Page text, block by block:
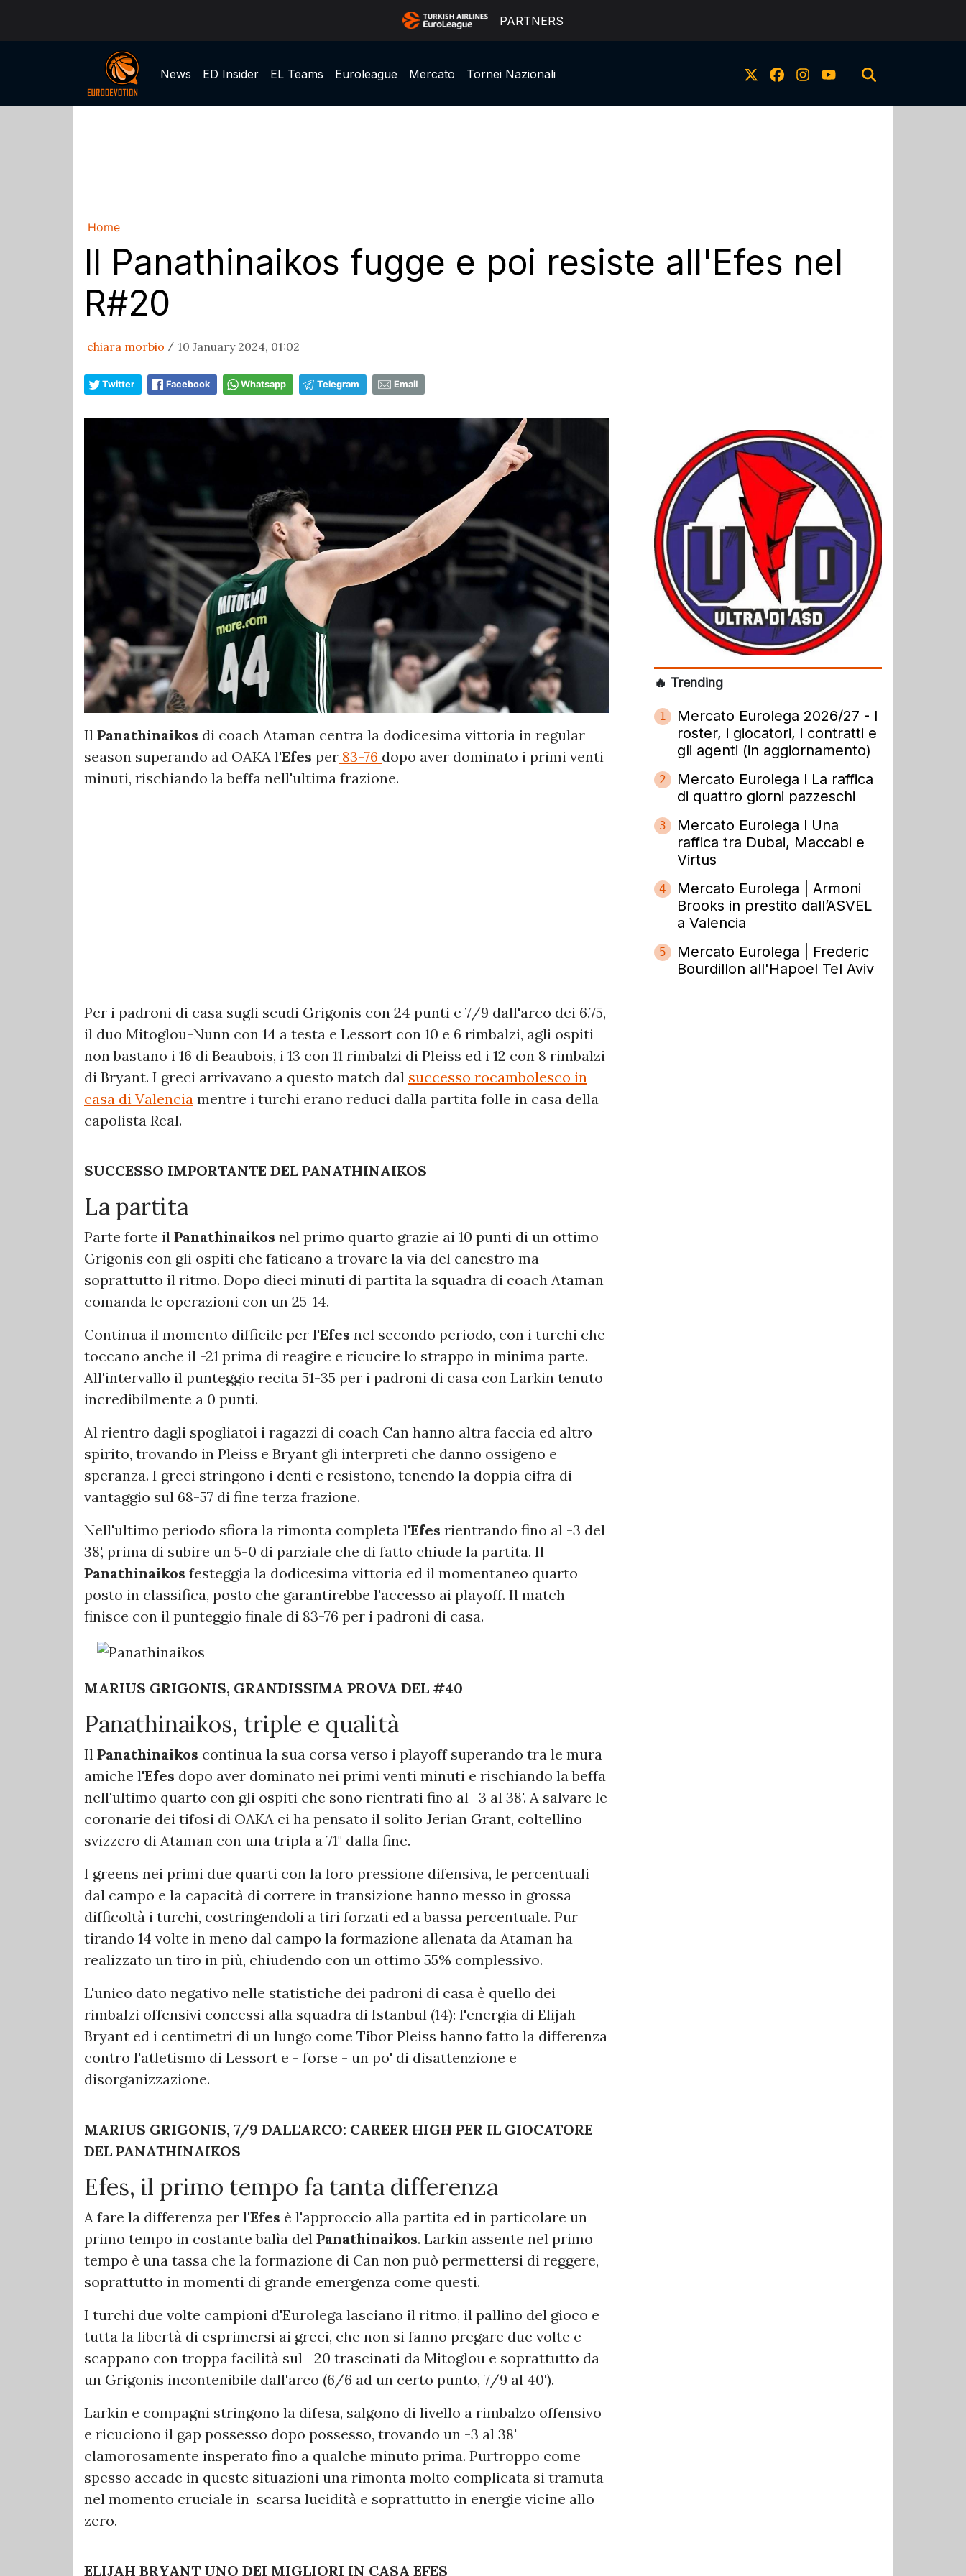
PARTNERS
News ED Insider EL Teams Euroleague Mercato Tornei Nazionali
Home
Il Panathinaikos fugge e poi resiste all'Efes nel
R#20
chiara morbio / 10 January 2024, 01:02
Twitter Facebook Whatsapp Telegram Email
Il Panathinaikos di coach Ataman centra la dodicesima vittoria in regular
season superando ad OAKA l'Efes per 83-76 dopo aver dominato i primi venti
minuti, rischiando la beffa nell'ultima frazione.
Per i padroni di casa sugli scudi Grigonis con 24 punti e 7/9 dall'arco dei 6.75,
il duo Mitoglou-Nunn con 14 a testa e Lessort con 10 e 6 rimbalzi, agli ospiti
non bastano i 16 di Beaubois, i 13 con 11 rimbalzi di Pleiss ed i 12 con 8 rimbalzi
di Bryant. I greci arrivavano a questo match dal successo rocambolesco in
casa di Valencia mentre i turchi erano reduci dalla partita folle in casa della
capolista Real.
SUCCESSO IMPORTANTE DEL PANATHINAIKOS
La partita
Parte forte il Panathinaikos nel primo quarto grazie ai 10 punti di un ottimo
Grigonis con gli ospiti che faticano a trovare la via del canestro ma
soprattutto il ritmo. Dopo dieci minuti di partita la squadra di coach Ataman
comanda le operazioni con un 25-14.
Continua il momento difficile per l'Efes nel secondo periodo, con i turchi che
toccano anche il -21 prima di reagire e ricucire lo strappo in minima parte.
All'intervallo il punteggio recita 51-35 per i padroni di casa con Larkin tenuto
incredibilmente a 0 punti.
Al rientro dagli spogliatoi i ragazzi di coach Can hanno altra faccia ed altro
spirito, trovando in Pleiss e Bryant gli interpreti che danno ossigeno e
speranza. I greci stringono i denti e resistono, tenendo la doppia cifra di
vantaggio sul 68-57 di fine terza frazione.
Nell'ultimo periodo sfiora la rimonta completa l'Efes rientrando fino al -3 del
38', prima di subire un 5-0 di parziale che di fatto chiude la partita. Il
Panathinaikos festeggia la dodicesima vittoria ed il momentaneo quarto
posto in classifica, posto che garantirebbe l'accesso ai playoff. Il match
finisce con il punteggio finale di 83-76 per i padroni di casa.
MARIUS GRIGONIS, GRANDISSIMA PROVA DEL #40
Panathinaikos, triple e qualità
Il Panathinaikos continua la sua corsa verso i playoff superando tra le mura
amiche l'Efes dopo aver dominato nei primi venti minuti e rischiando la beffa
nell'ultimo quarto con gli ospiti che sono rientrati fino al -3 al 38'. A salvare le
coronarie dei tifosi di OAKA ci ha pensato il solito Jerian Grant, coltellino
svizzero di Ataman con una tripla a 71" dalla fine.
I greens nei primi due quarti con la loro pressione difensiva, le percentuali
dal campo e la capacità di correre in transizione hanno messo in grossa
difficoltà i turchi, costringendoli a tiri forzati ed a bassa percentuale. Pur
tirando 14 volte in meno dal campo la formazione allenata da Ataman ha
realizzato un tiro in più, chiudendo con un ottimo 55% complessivo.
L'unico dato negativo nelle statistiche dei padroni di casa è quello dei
rimbalzi offensivi concessi alla squadra di Istanbul (14): l'energia di Elijah
Bryant ed i centimetri di un lungo come Tibor Pleiss hanno fatto la differenza
contro l'atletismo di Lessort e - forse - un po' di disattenzione e
disorganizzazione.
MARIUS GRIGONIS, 7/9 DALL'ARCO: CAREER HIGH PER IL GIOCATORE
DEL PANATHINAIKOS
Efes, il primo tempo fa tanta differenza
A fare la differenza per l'Efes è l'approccio alla partita ed in particolare un
primo tempo in costante balìa del Panathinaikos. Larkin assente nel primo
tempo è una tassa che la formazione di Can non può permettersi di reggere,
soprattutto in momenti di grande emergenza come questi.
I turchi due volte campioni d'Eurolega lasciano il ritmo, il pallino del gioco e
tutta la libertà di esprimersi ai greci, che non si fanno pregare due volte e
scappano con troppa facilità sul +20 trascinati da Mitoglou e soprattutto da
un Grigonis incontenibile dall'arco (6/6 ad un certo punto, 7/9 al 40').
Larkin e compagni stringono la difesa, salgono di livello a rimbalzo offensivo
e ricuciono il gap possesso dopo possesso, trovando un -3 al 38'
clamorosamente insperato fino a qualche minuto prima. Purtroppo come
spesso accade in queste situazioni una rimonta molto complicata si tramuta
nel momento cruciale in scarsa lucidità e soprattutto in energie vicine allo
zero.
ELIJAH BRYANT UNO DEI MIGLIORI IN CASA EFES
🔥 Trending
1
Mercato Eurolega 2026/27 - I
roster, i giocatori, i contratti e
gli agenti (in aggiornamento)
2
Mercato Eurolega l La raffica
di quattro giorni pazzeschi
3
Mercato Eurolega l Una
raffica tra Dubai, Maccabi e
Virtus
4
Mercato Eurolega | Armoni
Brooks in prestito dall’ASVEL
a Valencia
5
Mercato Eurolega | Frederic
Bourdillon all'Hapoel Tel Aviv